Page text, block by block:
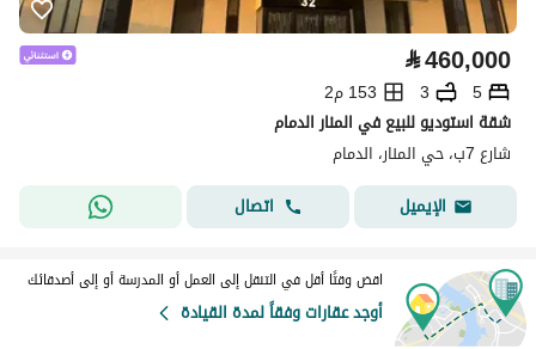
⃁460,000
5
3
153 م2
شقة استوديو للبيع في المنار الدمام
شارع 7ب، حي المنار، الدمام
الإيميل
اتصال
اقض وقتًا أقل في التنقل إلى العمل أو المدرسة أو إلى أصدقائك
أوجد عقارات وفقاً لمدة القيادة